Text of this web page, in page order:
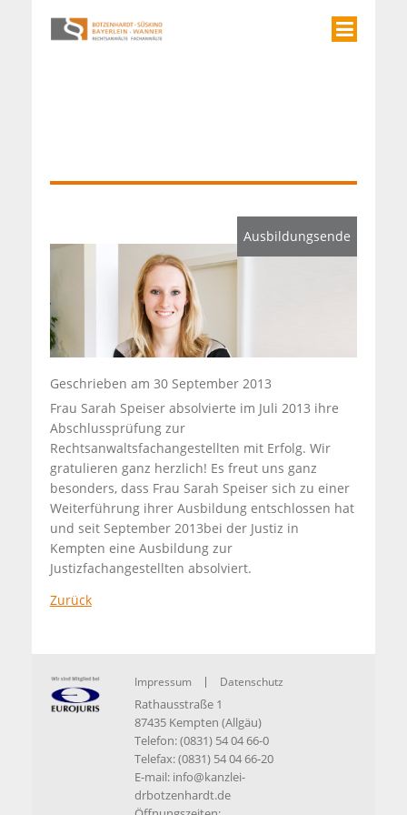
Ausbildungsende
Geschrieben am 30 September 2013
Frau Sarah Speiser absolvierte im Juli 2013 ihre
Abschlussprüfung zur
Rechtsanwaltsfachangestellten mit Erfolg. Wir
gratulieren ganz herzlich! Es freut uns ganz
besonders, dass Frau Sarah Speiser sich zu einer
Weiterführung ihrer Ausbildung entschlossen hat
und seit September 2013bei der Justiz in
Kempten eine Ausbildung zur
Justizfachangestellten absolviert.
Zurück
Impressum Datenschutz
Rathausstraße 1
87435 Kempten (Allgäu)
Telefon: (0831) 54 04 66-0
Telefax: (0831) 54 04 66-20
E-mail: info@kanzlei-
drbotzenhardt.de